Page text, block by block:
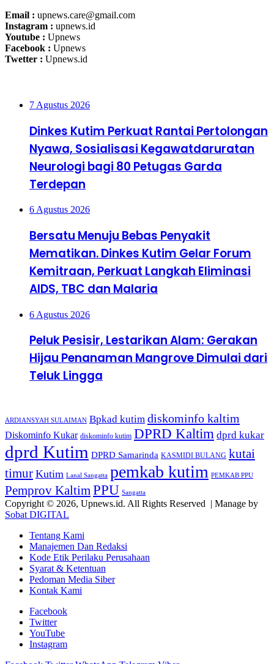
Email : upnews.care@gmail.com
Instagram : upnews.id
Youtube : Upnews
Facebook : Upnews
Twetter : Upnews.id
7 Agustus 2026
Dinkes Kutim Perkuat Rantai Pertolongan
Nyawa, Sosialisasi Kegawatdaruratan
Neurologi bagi 80 Petugas Garda
Terdepan
6 Agustus 2026
Bersatu Menuju Bebas Penyakit
Mematikan. Dinkes Kutim Gelar Forum
Kemitraan, Perkuat Langkah Eliminasi
AIDS, TBC dan Malaria
6 Agustus 2026
Peluk Pesisir, Lestarikan Alam: Gerakan
Hijau Penanaman Mangrove Dimulai dari
Teluk Lingga
ARDIANSYAH SULAIMAN Bpkad kutim diskominfo kaltim
Diskominfo Kukar diskominfo kutim DPRD Kaltim dprd kukar
dprd Kutim DPRD Samarinda KASMIDI BULANG kutai
timur Kutim Lanal Sangatta pemkab kutim PEMKAB PPU
Pemprov KaltimPPU Sangatta
Copyright © 2026, Upnews.id. All Rights Reserved | Manage by
Sobat DIGITAL
Tentang Kami
Manajemen Dan Redaksi
Kode Etik Perilaku Perusahaan
Syarat & Ketentuan
Pedoman Media Siber
Kontak Kami
Facebook
Twitter
YouTube
Instagram